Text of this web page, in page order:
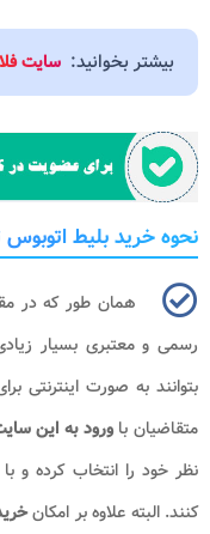
بیشتر بخوانید: سایت
نحوه خرید بلیط اتوبوس
همان طور که در
رسمی و معتبری بسیار
بتوانند به صورت اینترنتی
متقاضیان باورود به این
نظر خود را انتخاب کرده و
کنند. البته علاوه بر امکان